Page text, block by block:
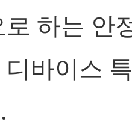
하는 안
바이스